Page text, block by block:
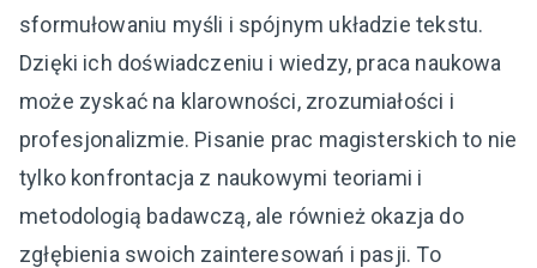
sformułowaniu myśli i spójnym układzie tekstu.
Dzięki ich doświadczeniu i wiedzy, praca naukowa
może zyskać na klarowności, zrozumiałości i
profesjonalizmie. Pisanie prac magisterskich to nie
tylko konfrontacja z naukowymi teoriami i
metodologią badawczą, ale również okazja do
zgłębienia swoich zainteresowań i pasji. To